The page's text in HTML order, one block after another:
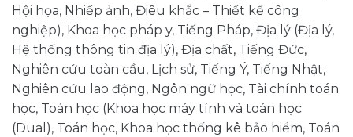
Hội họa, Nhiếp ảnh, Điêu khắc – Thiết kế công
nghiệp), Khoa học pháp y, Tiếng Pháp, Địa lý (Địa lý,
Hệ thống thông tin địa lý), Địa chất, Tiếng Đức,
Nghiên cứu toàn cầu, Lịch sử, Tiếng Ý, Tiếng Nhật,
Nghiên cứu lao động, Ngôn ngữ học, Tài chính toán
học, Toán học (Khoa học máy tính và toán học
(Dual), Toán học, Khoa học thống kê bảo hiểm, Toán